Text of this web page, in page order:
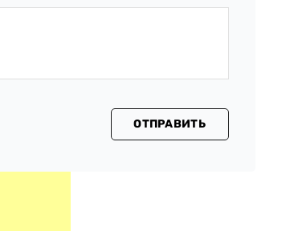
ОТПРАВИТЬ